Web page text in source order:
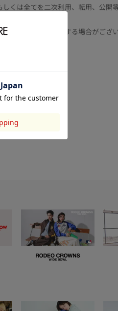
くは全てを二次利用、転用、公開
容により時間を要する場合がござい